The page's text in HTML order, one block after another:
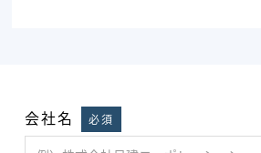
会社名 必須